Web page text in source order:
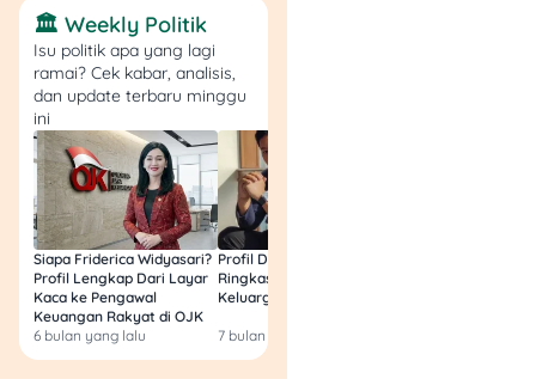
Mobil listrik jadi pilihan
tersendiri buat sebagian
masyarakat. Nggak cuma
karena alasan di atas, cara
jalan mobil listrik yang alus
jadi poin kenyamanan yang
juga diperhatikan
pengguna.
Walaupun agak ribet saat
“isi bensin”, adanya subsidi
yang dikasih pemerintah
buat pemerintah lumayan
🏛️ Weekly Politik
Isu politik apa yang lagi
ramai? Cek kabar, analisis,
dan update terbaru minggu
ini
Siapa Friderica Widyasari?
Profil Lengkap Dari Layar
Kaca ke Pengawal
Keuangan Rakyat di OJK
6 bulan yang lalu
Profil Darma Mangkuluhur:
Ringkas Latar Belakang
Keluarga dan Bisnisnya
7 bulan yang lalu